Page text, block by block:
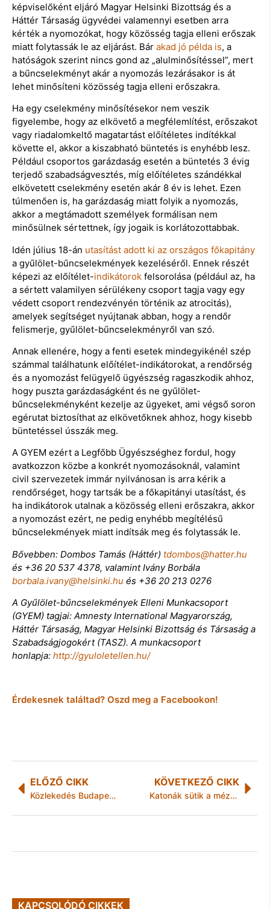
képviselőként eljáró Magyar Helsinki Bizottság és a
Háttér Társaság ügyvédei valamennyi esetben arra
kérték a nyomozókat, hogy közösség tagja elleni erőszak
miatt folytassák le az eljárást. Bár akad jó példa is, a
hatóságok szerint nincs gond az „alulminősítéssel”, mert
a bűncselekményt akár a nyomozás lezárásakor is át
lehet minősíteni közösség tagja elleni erőszakra.
Ha egy cselekmény minősítésekor nem veszik
figyelembe, hogy az elkövető a megfélemlítést, erőszakot
vagy riadalomkeltő magatartást előítéletes indítékkal
követte el, akkor a kiszabható büntetés is enyhébb lesz.
Például csoportos garázdaság esetén a büntetés 3 évig
terjedő szabadságvesztés, míg előítéletes szándékkal
elkövetett cselekmény esetén akár 8 év is lehet. Ezen
túlmenően is, ha garázdaság miatt folyik a nyomozás,
akkor a megtámadott személyek formálisan nem
minősülnek sértettnek, így jogaik is korlátozottabbak.
Idén július 18-án utasítást adott ki az országos főkapitány
a gyűlölet-bűncselekmények kezeléséről. Ennek részét
képezi az előítélet-indikátorok felsorolása (például az, ha
a sértett valamilyen sérülékeny csoport tagja vagy egy
védett csoport rendezvényén történik az atrocitás),
amelyek segítséget nyújtanak abban, hogy a rendőr
felismerje, gyűlölet-bűncselekményről van szó.
Annak ellenére, hogy a fenti esetek mindegyikénél szép
számmal találhatunk előítélet-indikátorokat, a rendőrség
és a nyomozást felügyelő ügyészség ragaszkodik ahhoz,
hogy puszta garázdaságként és ne gyűlölet-
bűncselekményként kezelje az ügyeket, ami végső soron
egérutat biztosíthat az elkövetőknek ahhoz, hogy kisebb
büntetéssel ússzák meg.
A GYEM ezért a Legfőbb Ügyészséghez fordul, hogy
avatkozzon közbe a konkrét nyomozásoknál, valamint
civil szervezetek immár nyilvánosan is arra kérik a
rendőrséget, hogy tartsák be a főkapitányi utasítást, és
ha indikátorok utalnak a közösség elleni erőszakra, akkor
a nyomozást ezért, ne pedig enyhébb megítélésű
bűncselekmények miatt indítsák meg és folytassák le.
Bővebben: Dombos Tamás (Háttér) tdombos@hatter.hu
és +36 20 537 4378, valamint Ivány Borbála
borbala.ivany@helsinki.hu és +36 20 213 0276
A Gyűlölet-bűncselekmények Elleni Munkacsoport
(GYEM) tagjai: Amnesty International Magyarország,
Háttér Társaság, Magyar Helsinki Bizottság és Társaság a
Szabadságjogokért (TASZ). A munkacsoport
honlapja: http://gyuloletellen.hu/
Érdekesnek találtad? Oszd meg a Facebookon!
ELŐZŐ CIKK
Közlekedés Budapesten az év végi ünnepek idején – Szilveszterkor egész éjszaka járnak a metrók
KÖVETKEZŐ CIKK
Katonák sütik a mézeskalácsot „Szeretet sütigyárban”
KAPCSOLÓDÓ CIKKEK